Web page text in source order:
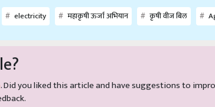
electricity महाकृषी ऊर्जा अभियान कृषी वीज बिल
. Did you liked this article and have suggestions to